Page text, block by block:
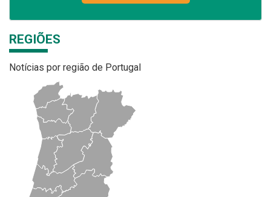
REGIÕES
Notícias por região de Portugal